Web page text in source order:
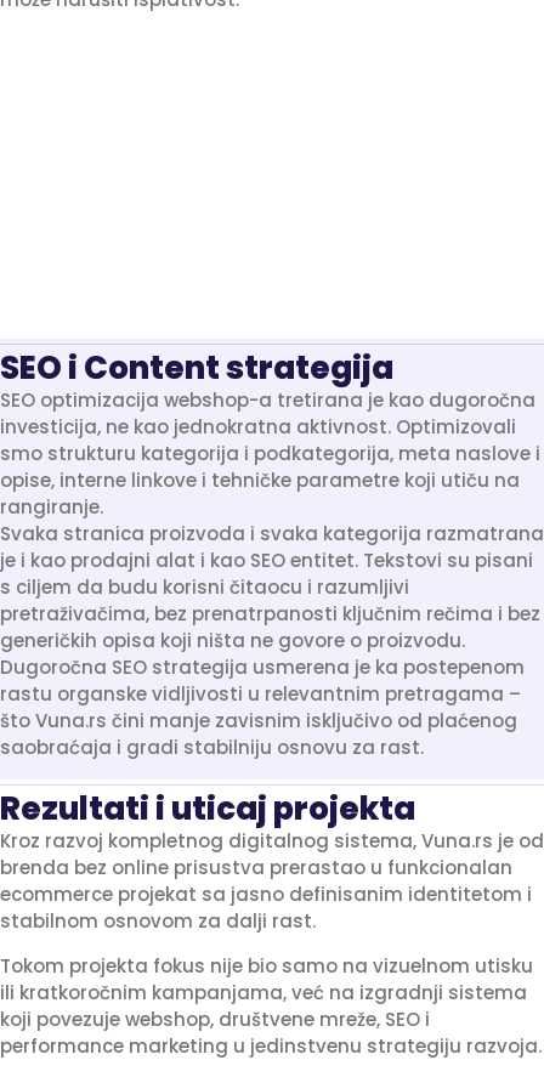
SEO i Content strategija
SEO optimizacija webshop-a tretirana je kao dugoročna
investicija, ne kao jednokratna aktivnost. Optimizovali
smo strukturu kategorija i podkategorija, meta naslove i
opise, interne linkove i tehničke parametre koji utiču na
rangiranje.
Svaka stranica proizvoda i svaka kategorija razmatrana
je i kao prodajni alat i kao SEO entitet. Tekstovi su pisani
s ciljem da budu korisni čitaocu i razumljivi
pretraživačima, bez prenatrpanosti ključnim rečima i bez
generičkih opisa koji ništa ne govore o proizvodu.
Dugoročna SEO strategija usmerena je ka postepenom
rastu organske vidljivosti u relevantnim pretragama –
što Vuna.rs čini manje zavisnim isključivo od plaćenog
saobraćaja i gradi stabilniju osnovu za rast.
Rezultati i uticaj projekta
Kroz razvoj kompletnog digitalnog sistema, Vuna.rs je od
brenda bez online prisustva prerastao u funkcionalan
ecommerce projekat sa jasno definisanim identitetom i
stabilnom osnovom za dalji rast.
Tokom projekta fokus nije bio samo na vizuelnom utisku
ili kratkoročnim kampanjama, već na izgradnji sistema
koji povezuje webshop, društvene mreže, SEO i
performance marketing u jedinstvenu strategiju razvoja.